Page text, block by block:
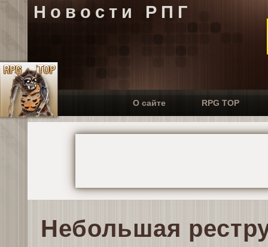
Новости РПГ
О сайте RPG TOP
Небольшая